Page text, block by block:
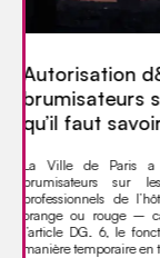
Baromètre
perspectives
dynamique
fréquentation de
estimé à 3,6
· L’hôtellerie
01 Juil 2026